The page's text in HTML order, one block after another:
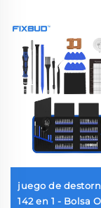
juego de
142 en 1 - Bolsa